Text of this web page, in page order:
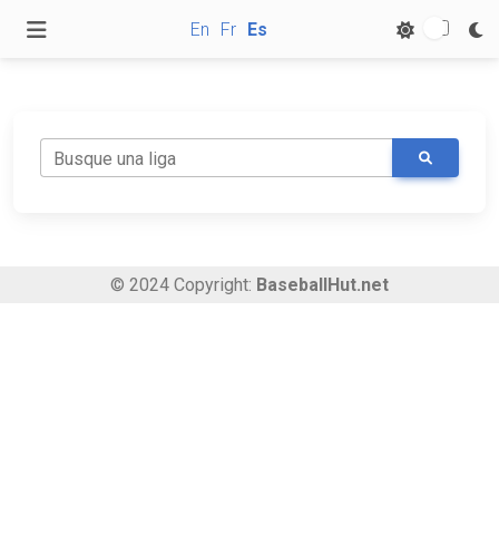
En Fr Es
Busque una liga
© 2024 Copyright: BaseballHut.net